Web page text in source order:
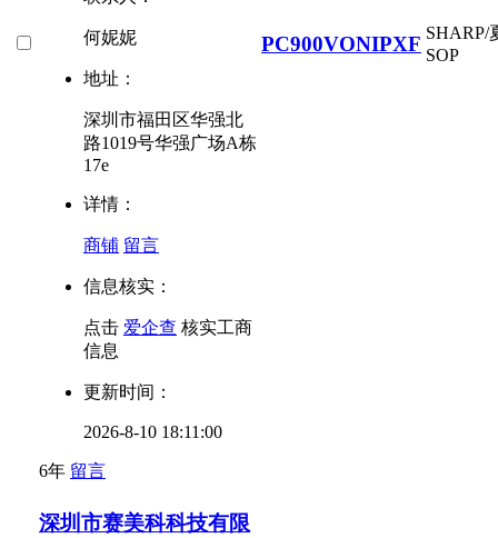
何妮妮
地址：
深圳市福田区华强北
路1019号华强广场A栋
17e
详情：
商铺 留言
信息核实：
点击 爱企查 核实工商
信息
更新时间：
2026-8-10 18:11:00
6年 留言
PC900VONIPXF SHARP/
SOP
深圳市赛美科科技有限